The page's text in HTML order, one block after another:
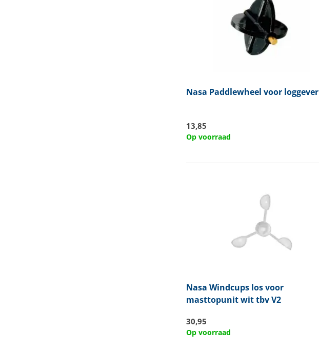
Nasa Paddlewheel voor loggever
13,85
Op voorraad
Nasa Windcups los voor
masttopunit wit tbv V2
30,95
Op voorraad